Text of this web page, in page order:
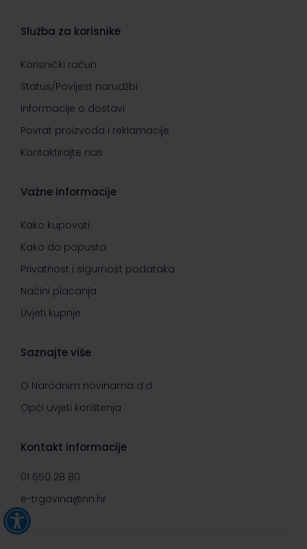
Služba za korisnike
Korisnički račun
Status/Povijest narudžbi
Informacije o dostavi
Povrat proizvoda i reklamacije
Kontaktirajte nas
Važne informacije
Kako kupovati
Kako do popusta
Privatnost i sigurnost podataka
Načini plaćanja
Uvjeti kupnje
Saznajte više
O Narodnim novinama d.d.
Opći uvjeti korištenja
Kontakt informacije
01 650 28 80
e-trgovina@nn.hr